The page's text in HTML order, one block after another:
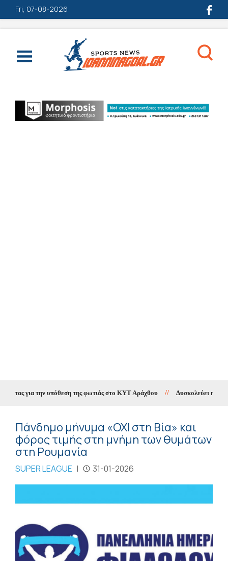
Fri, 07-08-2026
για την υπόθεση της φωτιάς στο ΚΥΤ Αράχθου // Δυσκολεύει η
Πάνδημο μήνυμα «ΟΧΙ στη Βία» και
φόρος τιμής στη μνήμη των θυμάτων
στη Ρουμανία
SUPER LEAGUE | 31-01-2026